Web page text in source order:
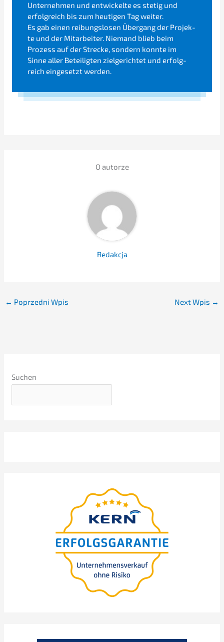
Unter­neh­men und entwi­ckel­te es stetig und
erfolg­reich bis zum heuti­gen Tag weiter.
Es gab einen reibungs­lo­sen Übergang der Projek­
te und der Mitar­bei­ter. Niemand blieb beim
Prozess auf der Strecke, sondern konnte im
Sinne aller Betei­lig­ten zielge­rich­tet und erfolg­
reich einge­setzt werden.
O autor­ze
Redak­c­ja
← Poprzedni Wpis Next Wpis →
Suchen
Unter­neh­mens-kauf
&A) - Selbstän­dig­keit
oder Strate­gie für
Wachstum